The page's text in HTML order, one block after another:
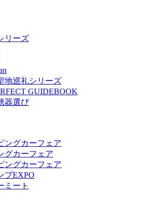
リーズ
地巡礼シリーズ
GUIDEBOOK
器選び
ングカーフェア
グカーフェア
ングカーフェア
プEXPO
ミート